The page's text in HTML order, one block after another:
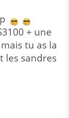
+ une
tu as la
les sandres